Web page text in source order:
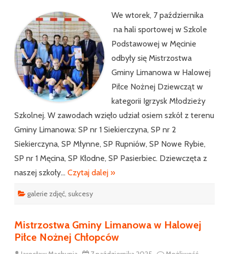
Halowej
Piłce
Nożnej
Dziewcząt
We wtorek, 7 października
na hali sportowej w Szkole
Podstawowej w Męcinie
odbyły się Mistrzostwa
Gminy Limanowa w Halowej
Piłce Nożnej Dziewcząt w
kategorii Igrzysk Młodzieży
Szkolnej. W zawodach wzięło udział osiem szkół z terenu
Gminy Limanowa: SP nr 1 Siekierczyna, SP nr 2
Siekierczyna, SP Młynne, SP Rupniów, SP Nowe Rybie,
SP nr 1 Męcina, SP Kłodne, SP Pasierbiec. Dziewczęta z
naszej szkoły… Czytaj dalej »
galerie zdjęć sukcesy
Mistrzostwa Gminy Limanowa w Halowej
Piłce Nożnej Chłopców